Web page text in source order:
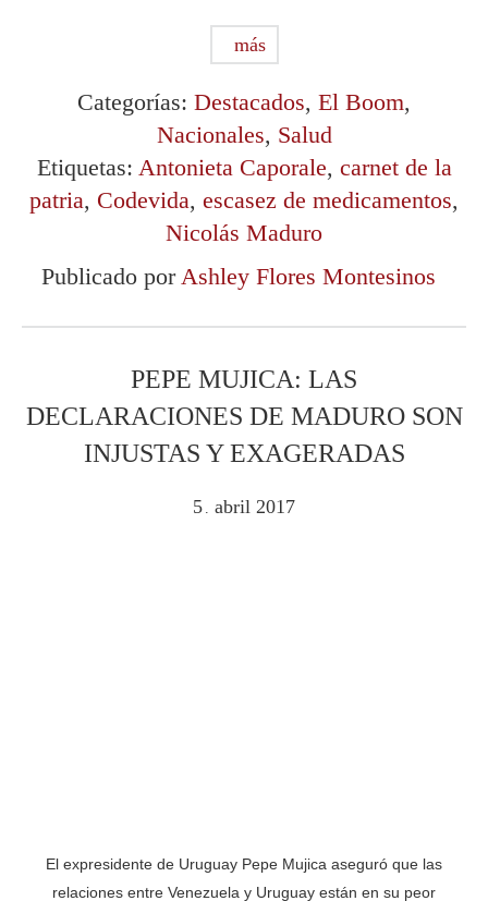
más
Categorías: Destacados, El Boom,
Nacionales, Salud
Etiquetas: Antonieta Caporale, carnet de la
patria, Codevida, escasez de medicamentos,
Nicolás Maduro
Publicado por Ashley Flores Montesinos
PEPE MUJICA: LAS
DECLARACIONES DE MADURO SON
INJUSTAS Y EXAGERADAS
5 abril 2017
El expresidente de Uruguay Pepe Mujica aseguró que las
relaciones entre Venezuela y Uruguay están en su peor